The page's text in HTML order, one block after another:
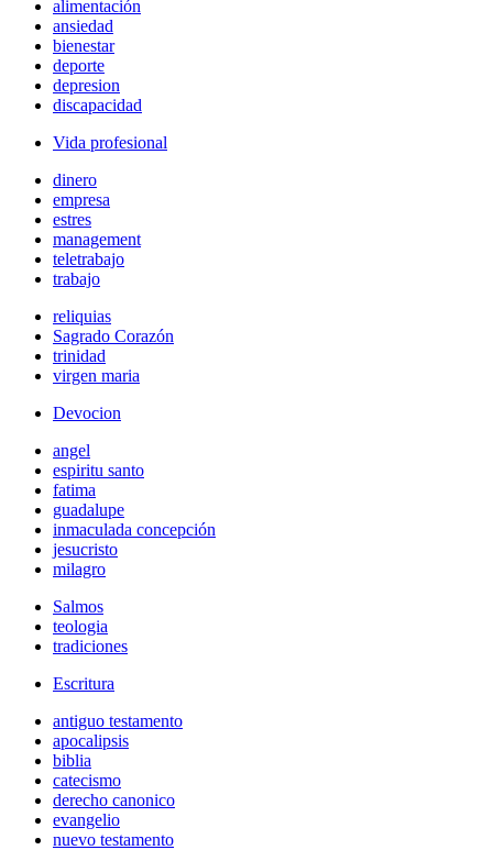
alimentación
ansiedad
bienestar
deporte
depresion
discapacidad
Vida profesional
dinero
empresa
estres
management
teletrabajo
trabajo
reliquias
Sagrado Corazón
trinidad
virgen maria
Devocion
angel
espiritu santo
fatima
guadalupe
inmaculada concepción
jesucristo
milagro
Salmos
teologia
tradiciones
Escritura
antiguo testamento
apocalipsis
biblia
catecismo
derecho canonico
evangelio
nuevo testamento